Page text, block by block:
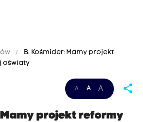
B. Kośmider: Mamy projekt
oświaty
A A A share
Mamy projekt reformy